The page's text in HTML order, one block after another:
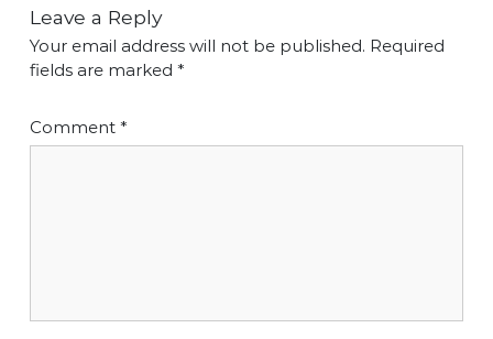
Leave a Reply
Your email address will not be published. Required
fields are marked *
Comment *